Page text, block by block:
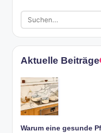
Aktuelle Beiträge
Warum eine gesunde